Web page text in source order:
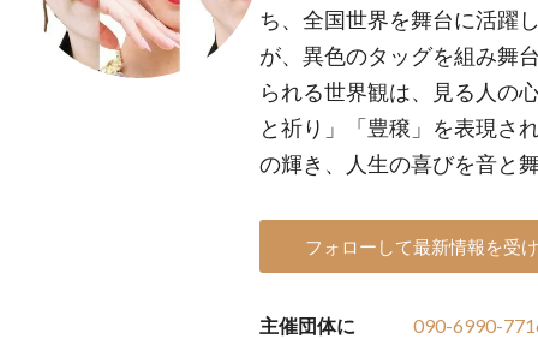
ち、全国世界を舞台に活躍
が、異色のタッグを組み舞
られる世界観は、見る人の
と祈り」「豊穣」を表現さ
の輝き、人生の喜びを音と
フォローして最新情報を受
主催団体に
090-6990-